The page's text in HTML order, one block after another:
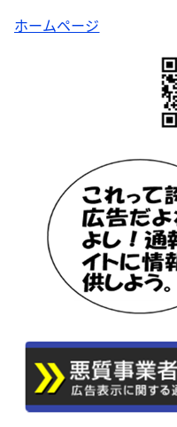
ホームページ